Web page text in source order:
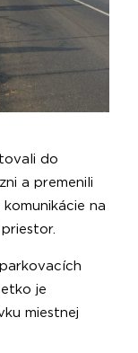
do
a premenili
na
je
miestnej